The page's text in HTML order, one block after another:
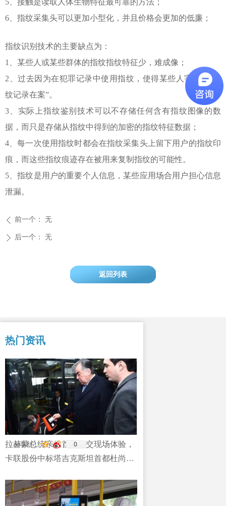
5 、接触是读取人体生物特征最可靠的方法；
6 、指纹采集头可以更加小型化，并且价格会更加的低廉；
指纹识别技术的主要缺点为：
1
、某些人或某些群体的指纹指纹特征少，难成像；
2 、过去因为在犯罪记录中使用指纹，使得某些人害怕 “将指
纹记录在案”。
3 、实际上指纹鉴别技术可以不存储任何含有指纹图像 的数
据，而只是存储从指纹中得到的加密的指纹特征数据；
4 、每一次使用指纹时都会在指纹采集头上留下用户的指纹印
痕，而这些指纹痕迹存在被用来复制指纹的可能性。
5 、指纹是用户的重要个人信息，某些应用场合用户担心信息
泄漏。
ꄴ 前一个： 无
ꄲ 后一个： 无
返回列表
分享到： 0
热门资讯
拉赫蒙总统亲临首都公交现场体验，
卡联股份中标塔吉克斯坦首都杜尚别